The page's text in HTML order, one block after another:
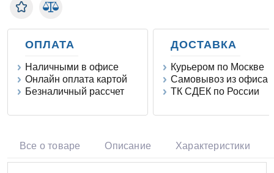
ОПЛАТА
Наличными в офисе
Онлайн оплата картой
Безналичный рассчет
ДОСТАВКА
Курьером по Москве
Самовывоз из офиса
ТК СДЕК по России
Все о товаре Описание Характеристики